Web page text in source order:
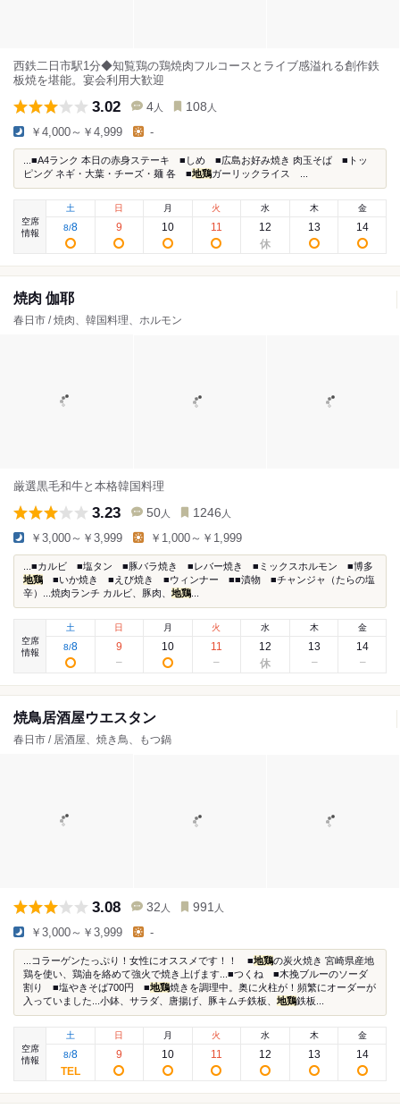
西鉄二日市駅1分◆知覧鶏の鶏焼肉フルコースとライブ感溢れる創作鉄
板焼を堪能。宴会利用大歓迎
3.02 4 人 108 人
￥4,000～￥4,999 -
...■A4ランク 本日の赤身ステーキ ■しめ ■広島お好み焼き 肉玉そば ■トッ
ピング ネギ・大葉・チーズ・麺 各 ■地鶏ガーリックライス ...
空席
情報
土
8/8
日
9
月
10
火
11
水
12
木
13
金
14
焼肉 伽耶
春日市 / 焼肉、韓国料理、ホルモン
厳選黒毛和牛と本格韓国料理
3.23 50 人 1246 人
￥3,000～￥3,999 ￥1,000～￥1,999
...■カルビ ■塩タン ■豚バラ焼き ■レバー焼き ■ミックスホルモン ■博多
地鶏 ■いか焼き ■えび焼き ■ウィンナー ■■漬物 ■チャンジャ（たらの塩
辛）...焼肉ランチ カルビ、豚肉、 地鶏
空席
情報
土
8/8
日
9
月
10
火
11
水
12
木
13
金
14
焼鳥居酒屋ウエスタン
春日市 / 居酒屋、焼き鳥、もつ鍋
3.08 32 人 991 人
￥3,000～￥3,999 -
...コラーゲンたっぷり！女性にオススメです！！ ■地鶏の炭火焼き 宮崎県産地
鶏を使い、鶏油を絡めて強火で焼き上げます...■つくね ■木挽ブルーのソーダ
割り ■塩やきそば700円 ■地鶏焼きを調理中。奥に火柱が！頻繁にオーダーが
入っていました...小鉢、サラダ、唐揚げ、豚キムチ鉄板、 地鶏鉄板...
空席
情報
土
8/8
日
9
月
10
火
11
水
12
木
13
金
14